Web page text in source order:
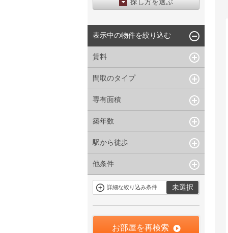
探し方を選ぶ
区から探す
地図から探す
沿線から探す
表示中の物件を絞り込む
賃料
下限なし
礼金なし
敷金なし
礼金１ヶ月以下
フリーレント付き
間取のタイプ
1R〜1K
1DK〜1LDK
4LDK〜
専有面積
指定なし
築年数
指定なし
5年以内
15年以内
駅から徒歩
指定なし
10分以内
15分以内
他条件
駐車場有
当社限定物件
まない
件
申込無し物件
のみ表示
詳細な絞り込み条件 未選択
お部屋を再検索